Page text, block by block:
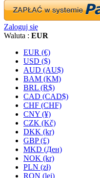
Zaloguj się
Waluta : EUR
EUR (€)
USD ($)
AUD (AU$)
BAM (KM)
BRL (R$)
CAD (CAD$)
CHF (CHF)
CNY (¥)
CZK (Kč)
DKK (kr)
GBP (£)
MKD (Ден)
NOK (kr)
PLN (zł)
RON (lei)